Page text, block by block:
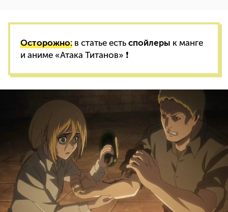
Осторожно: в статье есть спойлеры к манге
и аниме «Атака Титанов» ❗️